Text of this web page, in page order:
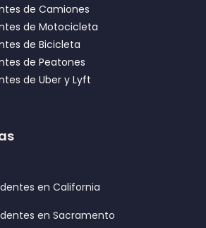
de Camiones
de Motocicleta
de Bicicleta
de Peatones
de Uber y Lyft
en California
en Sacramento